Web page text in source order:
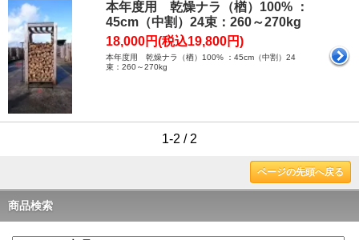
本年度用 乾燥ナラ（楢）100% ：
45cm（中割）24束：260～270kg
18,000円(税込19,800円)
本年度用 乾燥ナラ（楢）100% ：45cm（中割）24
束：260～270kg
1-2 / 2
ページの先頭へ戻る
商品検索